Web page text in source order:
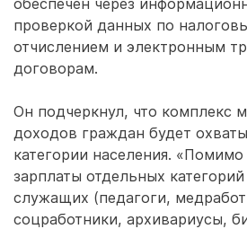
обеспечен через
проверкой данных по
отчислением и электронным
договорам.
Он подчеркнул, что комплекс
доходов граждан будет
категории населения.
зарплаты отдельных
служащих (педагоги,
соцработники, архивариусы,